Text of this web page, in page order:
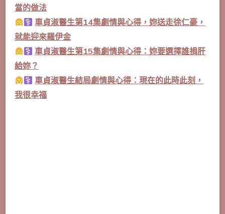
當的做法
車貞淑醫生第14集劇情與心得，妳送走徐仁豪，
就能迎來羅伊金
車貞淑醫生第15集劇情與心得：妳要選擇誰捐肝
給妳？
車貞淑醫生結局劇情與心得：現在的此時此刻，
我很幸福